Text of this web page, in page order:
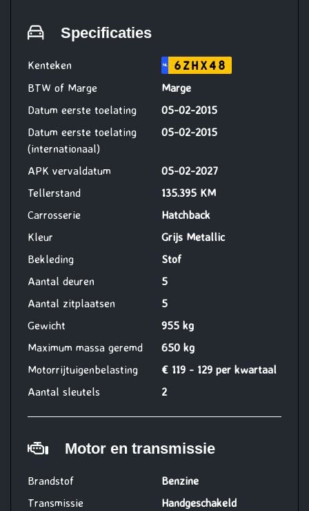
(reparatie en onderhoud
werkzaamheden uit te voeren bij
Specificaties
Kenteken NL
6ZHX48
BTW of Marge
Marge
Datum eerste toelating
05-02-2015
Datum eerste toelating
(internationaal)
05-02-2015
APK vervaldatum
05-02-2027
Tellerstand
135.395 KM
Carrosserie
Hatchback
Kleur
Grijs Metallic
Bekleding
Stof
Aantal deuren
5
Aantal zitplaatsen
5
Gewicht
955 kg
Maximum massa geremd
650 kg
Motorrijtuigenbelasting
€ 119 - 129 per kwartaal
Aantal sleutels
2
Motor en transmissie
Brandstof
Benzine
Transmissie
Handgeschakeld